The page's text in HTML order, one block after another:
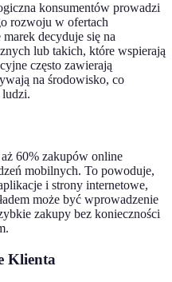
konsumentów prowadzi
rozwoju w ofertach
decyduje się na
lub takich, które wspierają
często zawierają
na środowisko, co
ludzi.
60% zakupów online
mobilnych. To powoduje,
i strony internetowe,
może być wprowadzenie
zakupy bez konieczności
Klienta